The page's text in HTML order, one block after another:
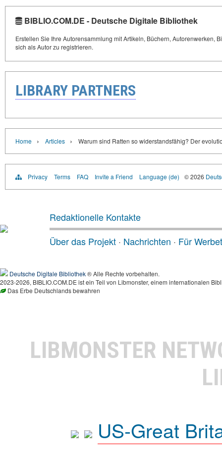
BIBLIO.COM.DE - Deutsche Digitale Bibliothek
Erstellen Sie Ihre Autorensammlung mit Artikeln, Büchern, Autorenwerken,
sich als Autor zu registrieren.
LIBRARY PARTNERS
Home › Articles › Warum sind Ratten so widerstandsfähig? Der
Privacy Terms FAQ Invite a Friend Language (de) © 2026
Redaktionelle Kontakte
Über das Projekt · Nachrichten · Für
Deutsche Digitale Bibliothek® Alle Rechte vorbehalten.
2023-2026, BIBLIO.COM.DE ist ein Teil von Libmonster, einem internationalen
Das Erbe Deutschlands bewahren
LIBMONSTER
US-Great